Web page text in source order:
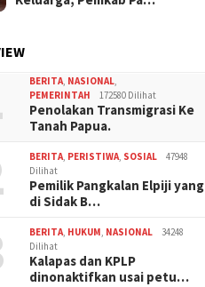
BERITA, NASIONAL,
PEMERINTAH
172580 Dilihat
Penolakan Transmigrasi Ke
Tanah Papua.
BERITA, PERISTIWA, SOSIAL
47948
Dilihat
Pemilik Pangkalan Elpiji yang
di Sidak B…
BERITA, HUKUM, NASIONAL
34248
Dilihat
Kalapas dan KPLP
dinonaktifkan usai petu…